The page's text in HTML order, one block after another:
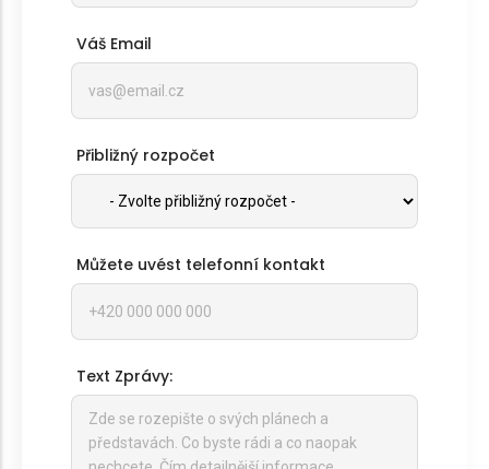
Váš Email
Přibližný rozpočet
Můžete uvést telefonní kontakt
Text Zprávy: